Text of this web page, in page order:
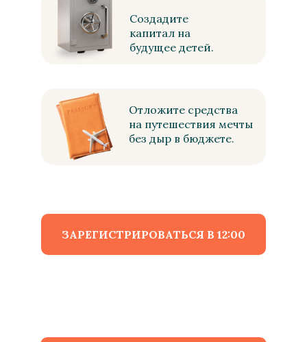
Отложите средства
на путешествия мечты
без дыр в бюджете.
Создадите
капитал на
будущее детей.
ЗАРЕГИСТРИРОВАТЬСЯ В 12:00